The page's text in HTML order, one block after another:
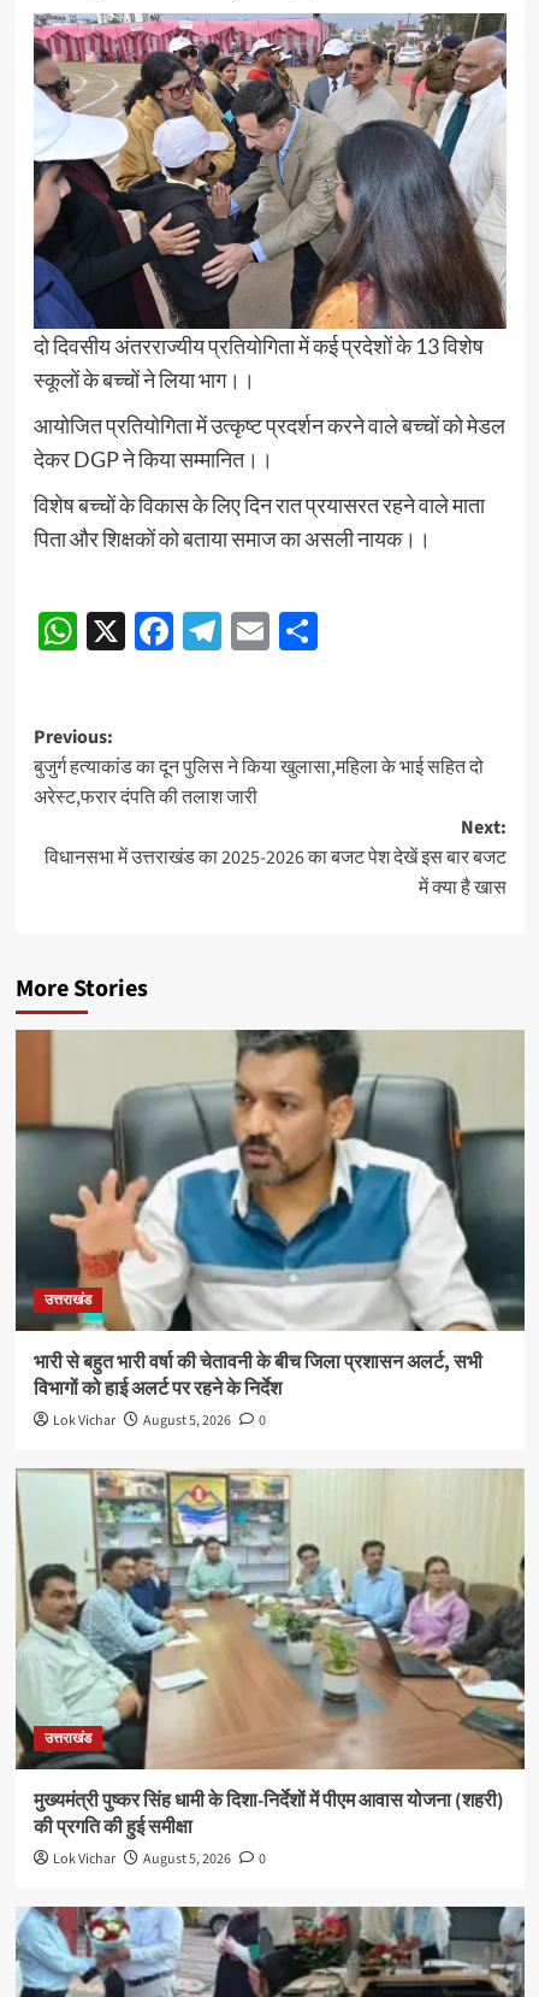
दो दिवसीय अंतरराज्यीय प्रतियोगिता में कई प्रदेशों के 13 विशेष
स्कूलों के बच्चों ने लिया भाग।।
आयोजित प्रतियोगिता में उत्कृष्ट प्रदर्शन करने वाले बच्चों को मेडल
देकर DGP ने किया सम्मानित।।
विशेष बच्चों के विकास के लिए दिन रात प्रयासरत रहने वाले माता
पिता और शिक्षकों को बताया समाज का असली नायक।।
Continue
Reading
WhatsApp
X Facebook
Telegram
EmailShare
Post
navigation
Previous:
बुजुर्ग हत्याकांड का दून पुलिस ने किया खुलासा,महिला के भाई सहित दो
अरेस्ट,फरार दंपति की तलाश जारी
Next:
विधानसभा में उत्तराखंड का 2025-2026 का बजट पेश देखें इस बार बजट
में क्या है खास
More Stories
उत्तराखंड
भारी से बहुत भारी वर्षा की चेतावनी के बीच जिला प्रशासन अलर्ट, सभी
विभागों को हाई अलर्ट पर रहने के निर्देश
Lok Vichar August 5, 2026 0
उत्तराखंड
मुख्यमंत्री पुष्कर सिंह धामी के दिशा-निर्देशों में पीएम आवास योजना (शहरी)
की प्रगति की हुई समीक्षा
Lok Vichar August 5, 2026 0